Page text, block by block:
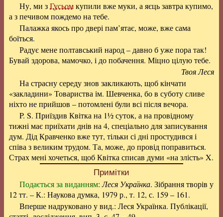
Ну, ми зГусьомкупили вже муки, а яєць завтра купимо,
а з печивом пождемо на тебе.
Палажка якось про двері пам’ятає, може, вже сама
боїться.
Радує мене полтавський народ – давно б уже пора так!
Бувай здорова, мамочко, і до побачення. Міцно цілую тебе.
Твоя Леся
На страсну середу знов закликають, щоб кінчати
«закладини» Товариства ім. Шевченка, бо в суботу сливе
ніхто не прийшов – потомлені були всі після вечора.
P. S. Приїздив Квітка на 1½ суток, а на провідному
тижні має приїхати днів на 4, спеціально для записування
дум. Дід Кравченко вже тут, тільки сі дні простудився і
співа з великим трудом. Та, може, до провід поправиться.
Страх мені хочеться, щоб Квітка списав думи «на злість» X.
Примітки
Подається за виданням:Леся Українка. Зібрання творів у
12 тт. – К.: Наукова думка, 1979 р., т. 12, с. 159 – 161.
Вперше надруковано у вид.: Леся Українка. Публікації,